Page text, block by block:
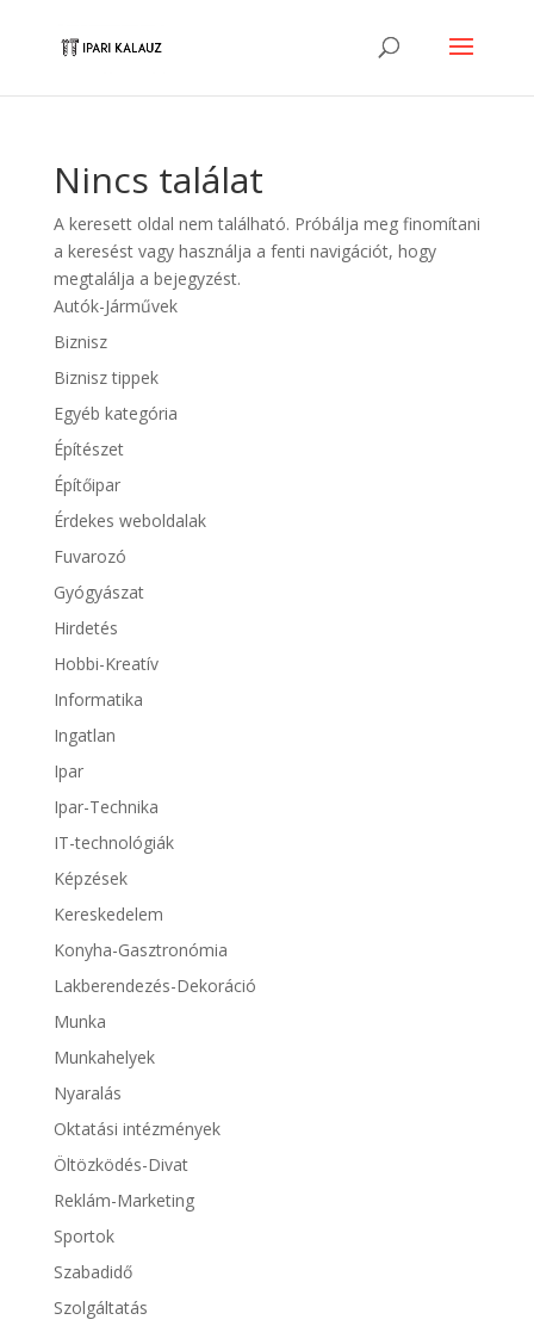
Nincs találat
A keresett oldal nem található. Próbálja meg finomítani
a keresést vagy használja a fenti navigációt, hogy
megtalálja a bejegyzést.
Autók-Járművek
Biznisz
Biznisz tippek
Egyéb kategória
Építészet
Építőipar
Érdekes weboldalak
Fuvarozó
Gyógyászat
Hirdetés
Hobbi-Kreatív
Informatika
Ingatlan
Ipar
Ipar-Technika
IT-technológiák
Képzések
Kereskedelem
Konyha-Gasztronómia
Lakberendezés-Dekoráció
Munka
Munkahelyek
Nyaralás
Oktatási intézmények
Öltözködés-Divat
Reklám-Marketing
Sportok
Szabadidő
Szolgáltatás